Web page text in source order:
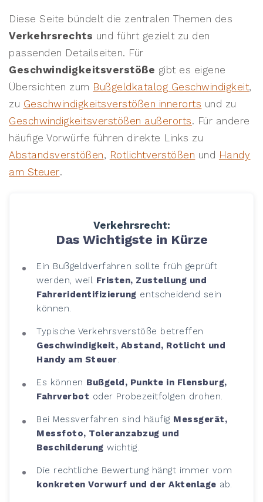
Diese Seite bündelt die zentralen Themen des
Verkehrsrechts und führt gezielt zu den
passenden Detailseiten. Für
Geschwindigkeitsverstöße gibt es eigene
Übersichten zum Bußgeldkatalog Geschwindigkeit,
zu Geschwindigkeitsverstößen innerorts und zu
Geschwindigkeitsverstößen außerorts. Für andere
häufige Vorwürfe führen direkte Links zu
Abstandsverstößen, Rotlichtverstößen und Handy
am Steuer.
Verkehrsrecht:
Das Wichtigste in Kürze
Ein Bußgeldverfahren sollte früh geprüft
werden, weil Fristen, Zustellung und
Fahreridentifizierung entscheidend sein
können.
Typische Verkehrsverstöße betreffen
Geschwindigkeit, Abstand, Rotlicht und
Handy am Steuer.
Es können Bußgeld, Punkte in Flensburg,
Fahrverbot oder Probezeitfolgen drohen.
Bei Messverfahren sind häufig Messgerät,
Messfoto, Toleranzabzug und
Beschilderung wichtig.
Die rechtliche Bewertung hängt immer vom
konkreten Vorwurf und der Aktenlage ab.